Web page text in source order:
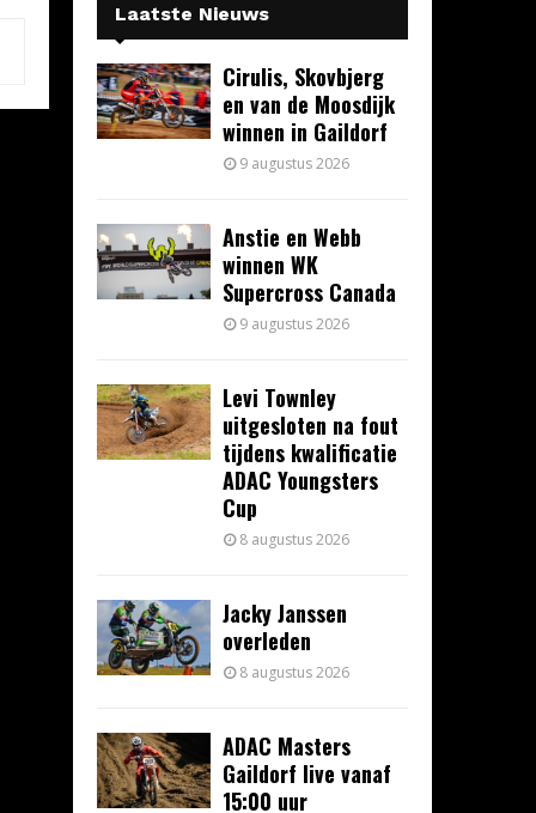
Laatste Nieuws
Cirulis, Skovbjerg
en van de Moosdijk
winnen in Gaildorf
9 augustus 2026
Anstie en Webb
winnen WK
Supercross Canada
9 augustus 2026
Levi Townley
uitgesloten na fout
tijdens kwalificatie
ADAC Youngsters
Cup
8 augustus 2026
Jacky Janssen
overleden
8 augustus 2026
ADAC Masters
Gaildorf live vanaf
15:00 uur